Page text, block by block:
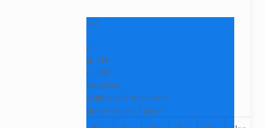
+37
°
C
H:+38°
L:+25°
Καρδίτσα
Σάββατο, 08 Αύγουστος
Πρόγνωση για 7 μέρες